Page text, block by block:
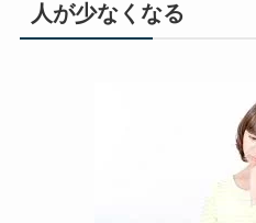
人が少なくなる